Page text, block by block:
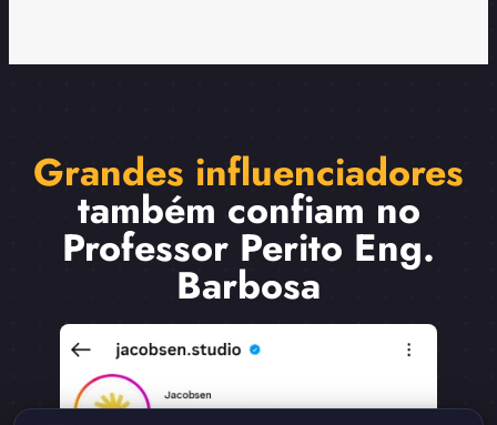
Grandes influenciadores
também confiam no
Professor Perito Eng.
Barbosa